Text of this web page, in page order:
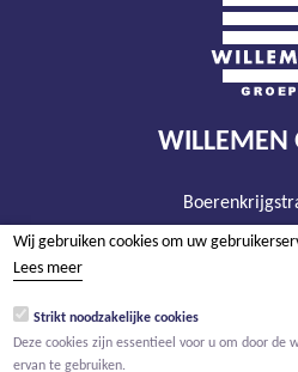
WILLEMEN
BE - 2800
BTW BE
Wij gebruiken cookies om uw
Lees meer
Strikt noodzakelijke cookies
Deze cookies zijn essentieel voor u om door de
ervan te gebruiken.